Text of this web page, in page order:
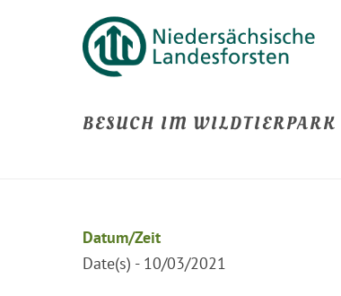
BESUCH IM WILDTIERPARK
Datum/Zeit
Date(s) - 10/03/2021